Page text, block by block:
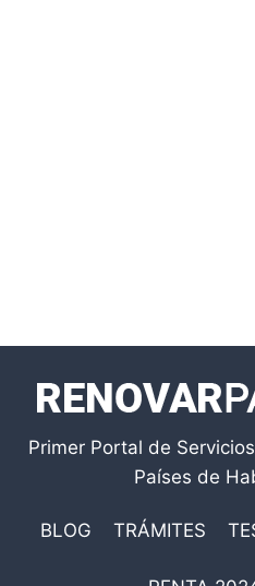
Primer Portal de
Países de
BLOG TRÁMITES